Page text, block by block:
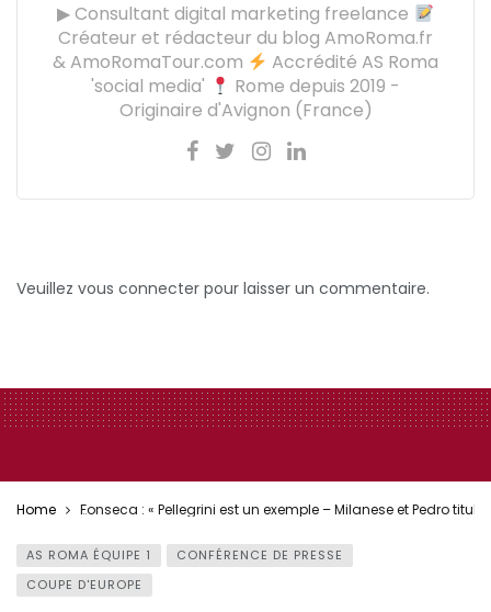
▶ Consultant digital marketing freelance
Créateur et rédacteur du blog AmoRoma.fr
& AmoRomaTour.com
Accrédité AS Roma
'social media'
Rome depuis 2019 -
Originaire d'Avignon (France)
Veuillez vous connecter pour laisser un commentaire.
Home Fonseca : « Pellegrini est un exemple – Milanese et Pedro
AS ROMA ÉQUIPE 1
CONFÉRENCE DE PRESSE
COUPE D'EUROPE